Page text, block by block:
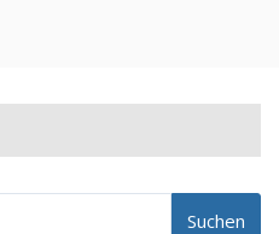
Suchen